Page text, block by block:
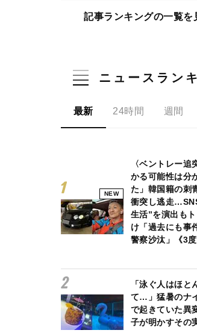
記事ランキングの一覧を
ニュースラン
最新 24時間 週間
NEW
〈ベントレー追
かる可能性は分
た」韓国籍の刺
衝突し逃走
生活”を演出も
け「過去にも事
警察沙汰」《3度
「泳ぐ人はほと
て…」猛暑のナ
で起きていた異
子が明かすその